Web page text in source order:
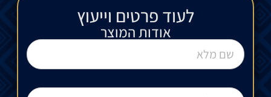
לעוד פרטים וייעוץ​
אודות המוצר